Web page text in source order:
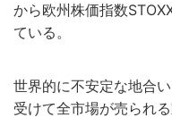
から欧州株価指数
ている。
世界的に不安定な地合
受けて全市場が売られ